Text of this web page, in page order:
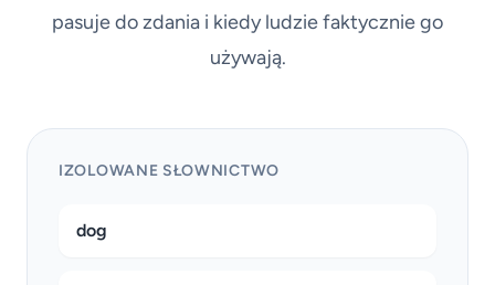
pasuje do zdania i kiedy ludzie faktycznie go
używają.
IZOLOWANE SŁOWNICTWO
dog